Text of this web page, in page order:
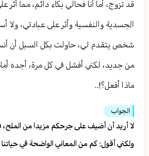
قد تزوج، أما أنا فحالي بكاء دائم، مما
الجسدية والنفسية وأثر على عبادتي، ولا
شخص يتقدم لي، حاولت بكل السبل أن
من جديد، لكني أفشل في كل مرة، أجده
ماذا أفعل؟!..
الجواب
لا أريد أن أضيف على جرحكم مزيدا من الملح،
ولكني أقول: كم من المعاني الواضحة في